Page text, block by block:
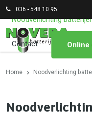
036 - 548 10 95
Noodverlichting
Contact
Home Noodverlichting